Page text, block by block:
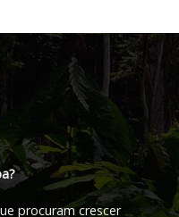
procuram crescer